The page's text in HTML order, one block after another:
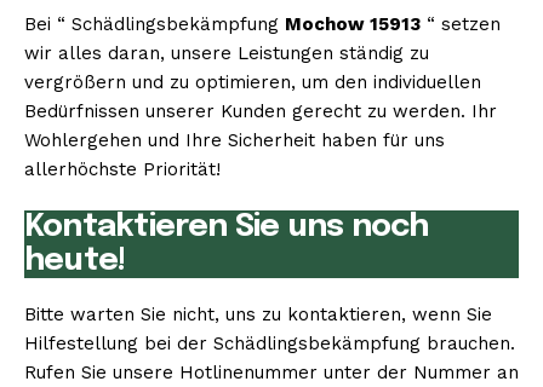
Bei “ Schädlingsbekämpfung Mochow 15913 “ setzen
wir alles daran, unsere Leistungen ständig zu
vergrößern und zu optimieren, um den individuellen
Bedürfnissen unserer Kunden gerecht zu werden. Ihr
Wohlergehen und Ihre Sicherheit haben für uns
allerhöchste Priorität!
Kontaktieren Sie uns noch
heute!
Bitte warten Sie nicht, uns zu kontaktieren, wenn Sie
Hilfestellung bei der Schädlingsbekämpfung brauchen.
Rufen Sie unsere Hotlinenummer unter der Nummer an